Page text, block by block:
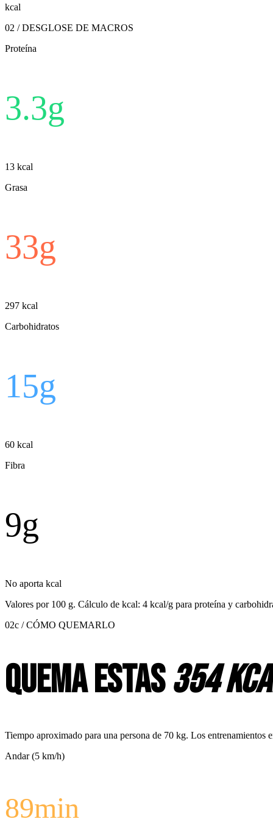
kcal
02 / DESGLOSE DE MACROS
Proteína
3.3g
13 kcal
Grasa
33g
297 kcal
Carbohidratos
15g
60 kcal
Fibra
9g
No aporta kcal
Valores por 100 g. Cálculo de kcal: 4 kcal/g para proteína y
02c / CÓMO QUEMARLO
Quema estas354
Tiempo aproximado para una persona de 70 kg. Los entrenamientos
Andar (5 km/h)
89min